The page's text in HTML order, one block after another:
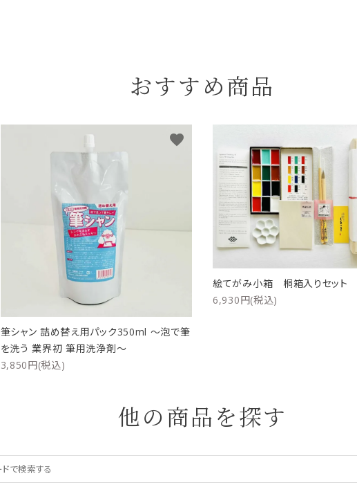
おすすめ商品
筆シャン 詰め替え用パック350ml ～泡で筆
を洗う 業界初 筆用洗浄剤～
3,850円(税込)
favorite
絵てがみ小箱 桐箱入りセット
6,930円(税込)
他の商品を探す